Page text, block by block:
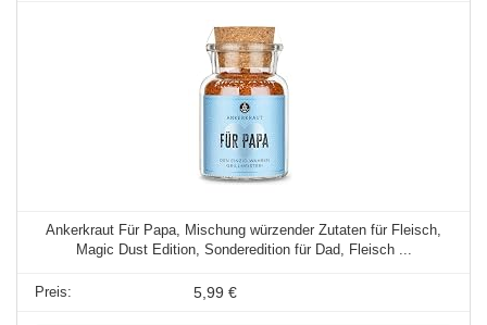
Ankerkraut Für Papa, Mischung würzender Zutaten für Fleisch,
Magic Dust Edition, Sonderedition für Dad, Fleisch ...
5,99 €